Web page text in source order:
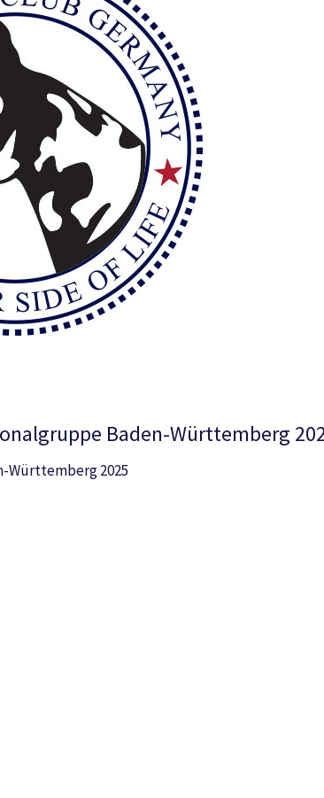
Baden-Württemberg
Württemberg 2025